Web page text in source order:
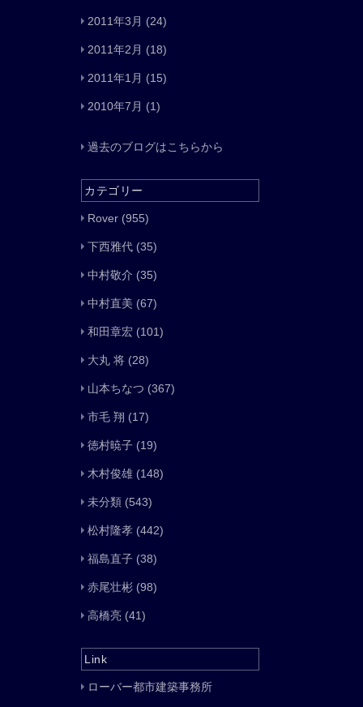
2011年3月 (24)
2011年2月 (18)
2011年1月 (15)
2010年7月 (1)
過去のブログはこちらから
カテゴリー
Rover (955)
下西雅代 (35)
中村敬介 (35)
中村直美 (67)
和田章宏 (101)
大丸 将 (28)
山本ちなつ (367)
市毛 翔 (17)
徳村暁子 (19)
木村俊雄 (148)
未分類 (543)
松村隆孝 (442)
福島直子 (38)
赤尾壮彬 (98)
高橋亮 (41)
Link
ローバー都市建築事務所